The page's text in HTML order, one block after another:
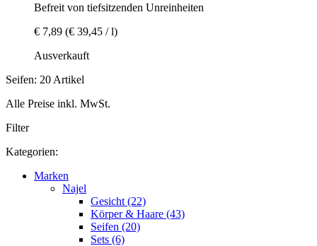
Befreit von tiefsitzenden Unreinheiten
€ 7,89 (€ 39,45 / l)
Ausverkauft
Seifen: 20 Artikel
Alle Preise inkl. MwSt.
Filter
Kategorien:
Marken
Najel
Gesicht (22)
Körper & Haare (43)
Seifen (20)
Sets (6)